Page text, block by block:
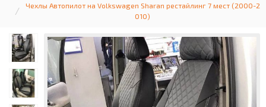
Чехлы Автопилот на Volkswagen Sharan рестайлинг 7 мест (2000-2
010)